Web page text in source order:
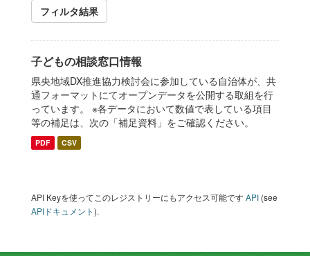
フィルタ結果
子どもの相談窓口情報
県央地域DX推進協力検討会に参加している自治体が、共
通フォーマットにてオープンデータを公開する取組を行
っています。 ※各データにおいて数値で表している項目
等の補足は、次の「補足資料」をご確認ください。
PDF CSV
API Keyを使ってこのレジストリーにもアクセス可能ですAPI (see
APIドキュメント).